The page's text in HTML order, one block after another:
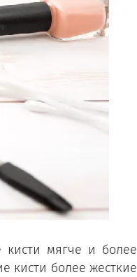
кисти мягче и более
кисти более жесткие